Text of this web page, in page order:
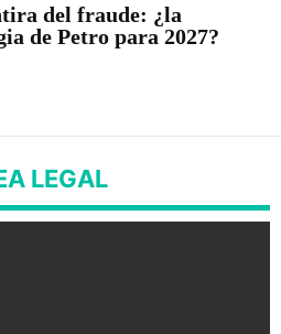
del fraude: ¿la
de Petro para 2027?
LEGAL